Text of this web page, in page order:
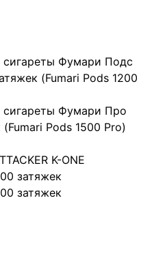
сигареты Фумари Подс
(Fumari Pods 1200
сигареты Фумари Про
Pods 1500 Pro)
K-ONE
затяжек
затяжек